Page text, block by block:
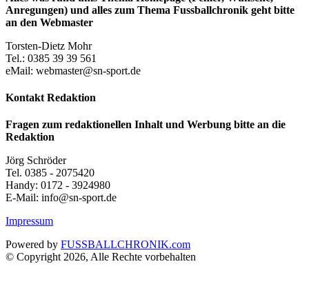
Anregungen) und alles zum Thema Fussballchronik geht bitte
an den Webmaster
Torsten-Dietz Mohr
Tel.: 0385 39 39 561
eMail: webmaster@sn-sport.de
Kontakt Redaktion
Fragen zum redaktionellen Inhalt und Werbung bitte an die
Redaktion
Jörg Schröder
Tel. 0385 - 2075420
Handy: 0172 - 3924980
E-Mail: info@sn-sport.de
Impressum
Powered by FUSSBALLCHRONIK.com
© Copyright 2026, Alle Rechte vorbehalten